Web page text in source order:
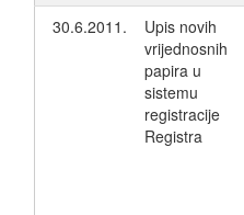
30.6.2011.
Upis novih
vrijednosnih
papira u
sistemu
registracije
Registra